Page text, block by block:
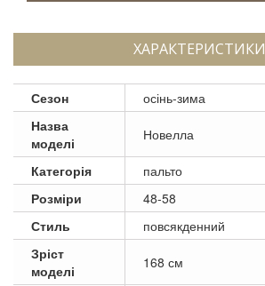
ХАРАКТЕРИСТИКИ
Сезон
осінь-зима
Назва
моделі
Новелла
Категорія
пальто
Розміри
48-58
Стиль
повсякденний
Зріст
моделі
168 см